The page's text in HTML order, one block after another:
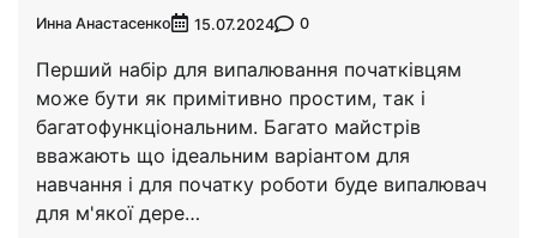
Инна Анастасенко 15.07.2024 0
Перший набір для випалювання початківцям
може бути як примітивно простим, так і
багатофункціональним. Багато майстрів
вважають що ідеальним варіантом для
навчання і для початку роботи буде випалювач
для м'якої дере…